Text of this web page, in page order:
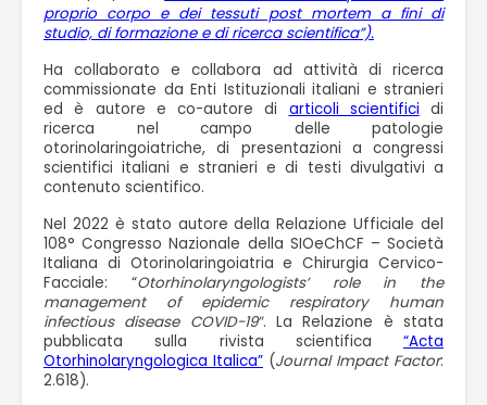
proprio corpo e dei tessuti post mortem a fini di
studio, di formazione e di ricerca scientifica”).
Ha collaborato e collabora ad attività di ricerca
commissionate da Enti Istituzionali italiani e stranieri
ed è autore e co-autore di articoli scientifici di
ricerca nel campo delle patologie
otorinolaringoiatriche, di presentazioni a congressi
scientifici italiani e stranieri e di testi divulgativi a
contenuto scientifico.
Nel 2022 è stato autore della Relazione Ufficiale del
108° Congresso Nazionale della SIOeChCF – Società
Italiana di Otorinolaringoiatria e Chirurgia Cervico-
Facciale: “Otorhinolaryngologists’ role in the
management of epidemic respiratory human
infectious disease COVID-19″. La Relazione è stata
pubblicata sulla rivista scientifica “Acta
Otorhinolaryngologica Italica” (Journal Impact Factor:
2.618).